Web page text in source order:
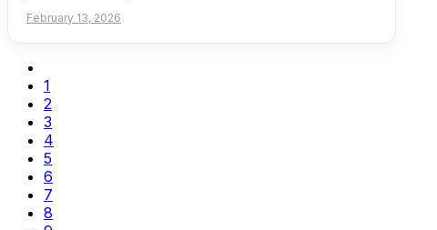
February 13, 2026
1
2
3
4
5
6
7
8